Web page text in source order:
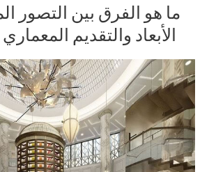
ما هو الفرق بين التصور
الأبعاد والتقديم المعماري